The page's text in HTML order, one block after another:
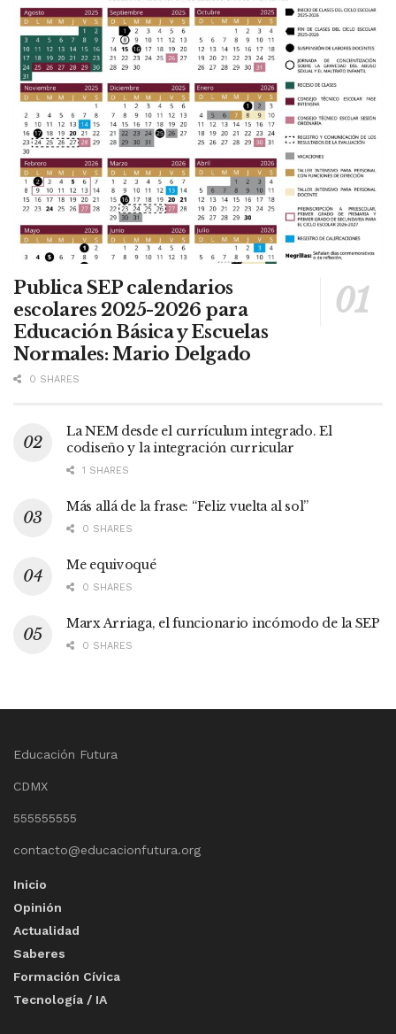
Publica SEP calendarios
escolares 2025-2026 para
Educación Básica y Escuelas
Normales: Mario Delgado
0 SHARES
La NEM desde el currículum integrado. El
codiseño y la integración curricular
1 SHARES
Más allá de la frase: “Feliz vuelta al sol”
0 SHARES
Me equivoqué
0 SHARES
Marx Arriaga, el funcionario incómodo de la SEP
0 SHARES
Educación Futura
CDMX
555555555
contacto@educacionfutura.org
Inicio
Opinión
Actualidad
Saberes
Formación Cívica
Tecnología / IA